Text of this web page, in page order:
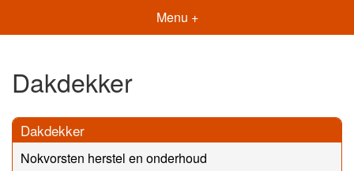
Menu +
Dakdekker
Dakdekker
Nokvorsten herstel en onderhoud